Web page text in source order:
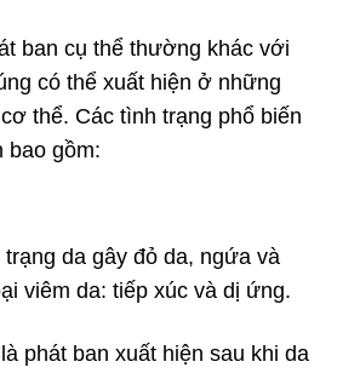
ban cụ thể thường khác với
có thể xuất hiện ở những
thể. Các tình trạng phổ biến
bao gồm:
da gây đỏ da, ngứa và
viêm da: tiếp xúc và dị ứng.
là phát ban xuất hiện sau khi da